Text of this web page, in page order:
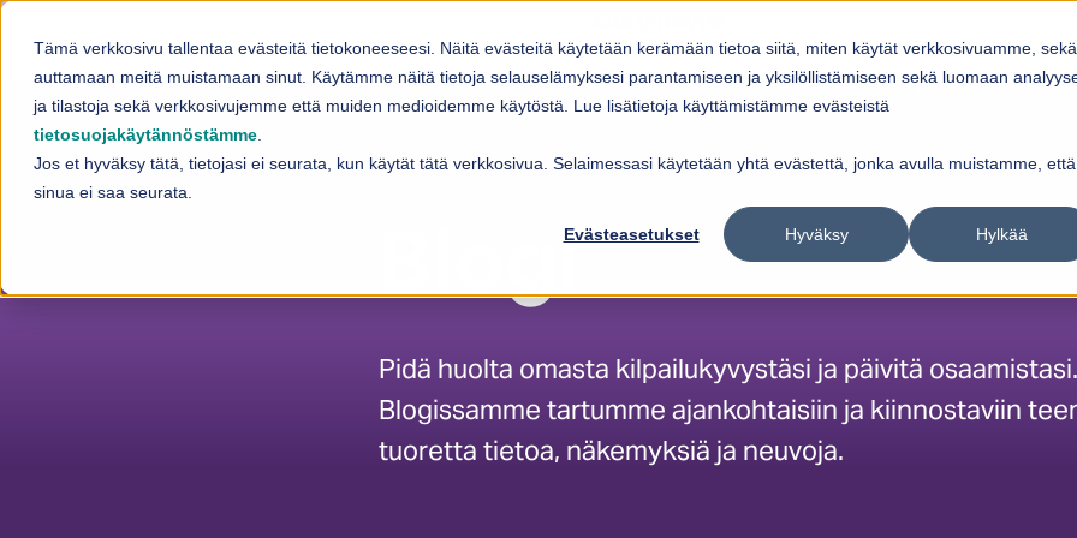
Tämä verkkosivu tallentaa evästeitä tietokoneeseesi. Näitä evästeitä käytetään kerämään tietoa siitä, miten käytät verkkosivuamme, sekä
auttamaan meitä muistamaan sinut. Käytämme näitä tietoja selauselämyksesi parantamiseen ja yksilöllistämiseen sekä luomaan
ja tilastoja sekä verkkosivujemme että muiden medioidemme käytöstä. Lue lisätietoja käyttämistämme evästeistä
tietosuojakäytännöstämme
Jos et hyväksy tätä, tietojasi ei seurata, kun käytät tätä verkkosivua. Selaimessasi käytetään yhtä evästettä, jonka avulla muistamme, että
sinua ei saa seurata.
Evästeasetukset Hyväksy Hylkää
Palvelut Show submenu forPalvelut
RatkaisutShow submenu forRatkaisut
Referenssit Ajankohtaista
Blogi
Pidä huolta omasta kilpailukyvystäsi ja päivitä osaamistasi.
Blogissamme tartumme ajankohtaisiin ja kiinnostaviin
tuoretta tietoa, näkemyksiä ja neuvoja.